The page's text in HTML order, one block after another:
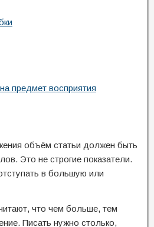
предмет восприятия
объём статьи должен быть
Это не строгие показатели.
в большую или
что чем больше, тем
Писать нужно столько,